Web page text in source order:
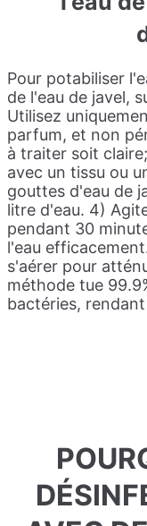
Pour potabiliser
de l'eau de javel,
Utilisez
parfum, et non
à traiter soit
avec un tissu ou
gouttes d'eau de
litre d'eau. 4)
pendant 30
l'eau
s'aérer pour
méthode tue
bactéries,